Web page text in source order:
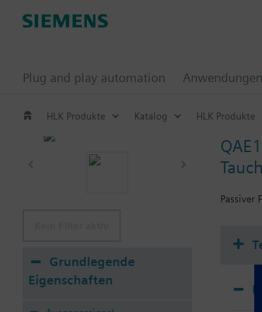
Plug and play automation Anwendungen
HLK Produkte Katalog HLK Produkte
Passiver
Grundlegende
Eigenschaften